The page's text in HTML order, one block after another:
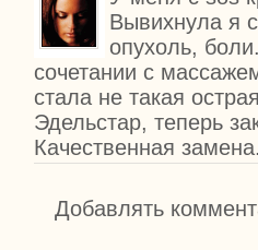
Вывихнула я
опухоль,
сочетании с
стала не такая
Эдельстар, теперь
Качественная замена.
Добавлять